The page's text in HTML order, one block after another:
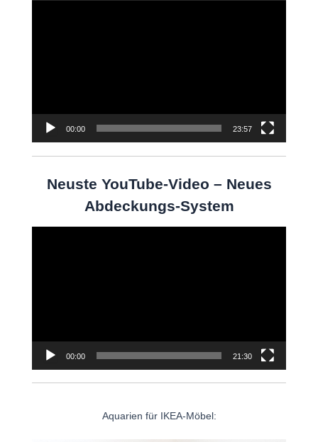
00:00 23:57
Neuste YouTube-Video – Neues
Abdeckungs-System
00:00 21:30
Aquarien für IKEA-Möbel: